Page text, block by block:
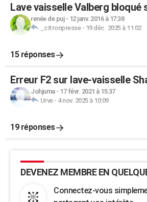
Lave vaisselle Valberg bloqué
renée de puj- 12 janv. 2016 à 17:38
_citronpresse- 19 déc. 2025 à 11:02
15 réponses
Erreur F2 sur lave-vaisselle
Johjuma- 17 févr. 2021 à 15:37
Urve- 4 nov. 2025 à 10:09
19 réponses
DEVENEZ MEMBRE EN
Connectez-vous